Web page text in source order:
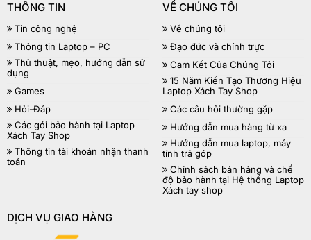
THÔNG TIN
Tin công nghệ
Thông tin Laptop – PC
Thủ thuật, mẹo, hướng dẫn sử
dụng
Games
Hỏi-Đáp
Các gói bảo hành tại Laptop
Xách Tay Shop
Thông tin tài khoản nhận thanh
toán
VỀ CHÚNG TÔI
Về chúng tôi
Đạo đức và chính trực
Cam Kết Của Chúng Tôi
15 Năm Kiến Tạo Thương Hiệu
Laptop Xách Tay Shop
Các câu hỏi thường gặp
Hướng dẫn mua hàng từ xa
Hướng dẫn mua laptop, máy
tính trả góp
Chính sách bán hàng và chế
độ bảo hành tại Hệ thống Laptop
Xách tay shop
DỊCH VỤ GIAO HÀNG